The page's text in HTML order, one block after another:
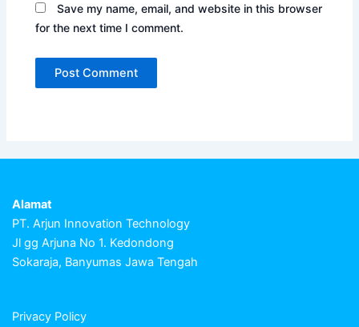
Save my name, email, and website in this browser
for the next time I comment.
Alamat
PT. Arjun Innovation Technology
Jl gg Arjuna No 1. Kedondong
Sokaraja, Banyumas Jawa Tengah
Privacy Policy